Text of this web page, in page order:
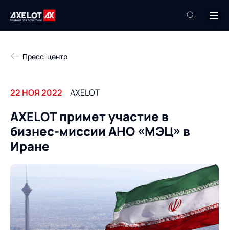
Техподдержка
Компания
Продукты
Роботизация
База знаний
Услуги
Контакты
О компании
Пресс-центр
22 НОЯ 2022 AXELOT
AXELOT примет участие в
бизнес-миссии АНО «МЭЦ» в
Иране